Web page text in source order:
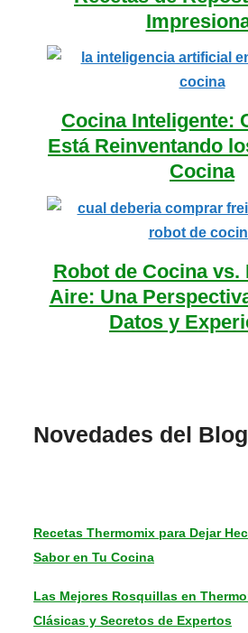
Cocina Inteligente:
Está Reinventando
Cocina
Robot de Cocina vs.
Aire: Una
Datos y
Novedades del Blog
Recetas Thermomix para Dejar
Sabor en Tu Cocina
Las Mejores Rosquillas en
Clásicas y Secretos de Expertos